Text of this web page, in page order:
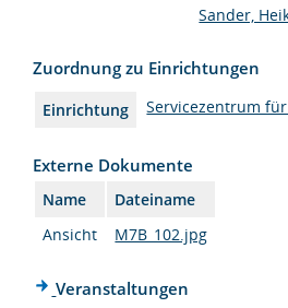
Sander,
Zuordnung zu Einrichtungen
Einrichtung Servicezentrum
Externe Dokumente
Name
Dateiname
Ansicht
M7B_102.jpg
Veranstaltungen